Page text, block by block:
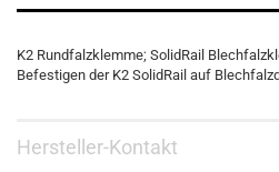
K2 Rundfalzklemme; SolidRail
Befestigen der K2 SolidRail auf
Hersteller-Kontakt